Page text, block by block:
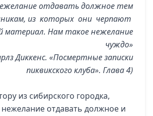
отдавать должное тем
из которых они черпают
материал. Нам такое нежелание
чуждо»
Диккенс. «Посмертные записки
пиквикского клуба». Глава 4)
из сибирского городка,
отдавать должное и